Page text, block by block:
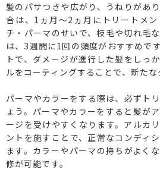
髪のパサつきや広がり、うねりがあ
合は、1ヵ月〜2ヵ月にトリートメ
チ・パーマのせいで、枝毛や切れ毛
は、3週間に1回の頻度がおすすめで
トで、ダメージが進行した髪をしっ
ルをコーティングすることで、新たな
パーマやカラーをする際は、必ずト
ょう。パーマやカラーをすると髪が
ージを受けやすくなります。アルカ
ントを施すことで、正常なコンディ
ます。カラーやパーマの持ちがよく
修が可能です。